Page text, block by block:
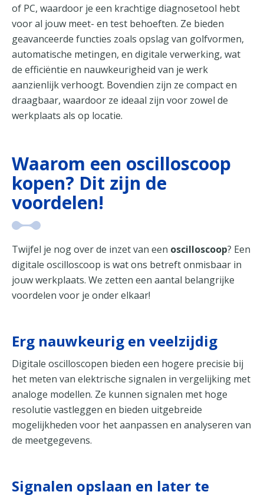
of PC, waardoor je een krachtige diagnosetool hebt
voor al jouw meet- en test behoeften. Ze bieden
geavanceerde functies zoals opslag van golfvormen,
automatische metingen, en digitale verwerking, wat
de efficiëntie en nauwkeurigheid van je werk
aanzienlijk verhoogt. Bovendien zijn ze compact en
draagbaar, waardoor ze ideaal zijn voor zowel de
werkplaats als op locatie.
Waarom een oscilloscoop
kopen? Dit zijn de
voordelen!
Twijfel je nog over de inzet van een oscilloscoop? Een
digitale oscilloscoop is wat ons betreft onmisbaar in
jouw werkplaats. We zetten een aantal belangrijke
voordelen voor je onder elkaar!
Erg nauwkeurig en veelzijdig
Digitale oscilloscopen bieden een hogere precisie bij
het meten van elektrische signalen in vergelijking met
analoge modellen. Ze kunnen signalen met hoge
resolutie vastleggen en bieden uitgebreide
mogelijkheden voor het aanpassen en analyseren van
de meetgegevens.
Signalen opslaan en later te